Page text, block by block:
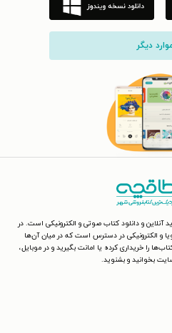
دیگر
آنلاین و دانلود کتاب صوتی و الکترونیکی است. در
و الکترونیکی در دسترس است که در میان آن‌ها
را خریداری کرده یا امانت بگیرید و در موبایل،
بخوانید و بشنوید.